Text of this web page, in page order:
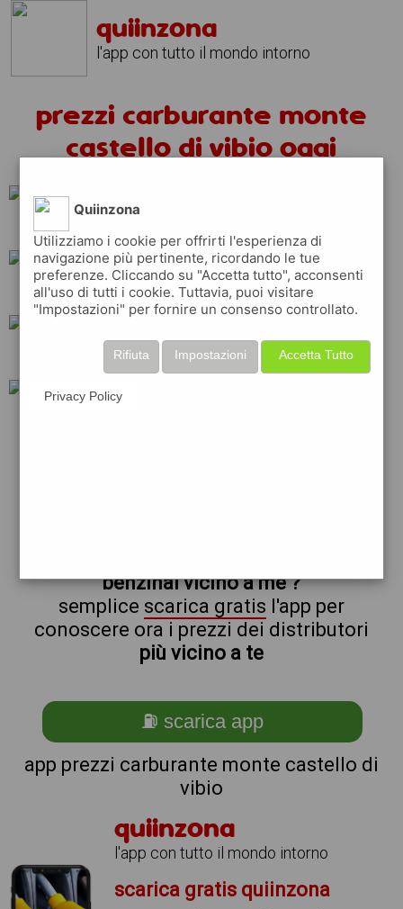
quiinzona
l'app con tutto il mondo intorno
prezzi carburante monte
castello di vibio oggi
tamoil erg api
ip total
benzinai vicino a me ?
semplice scarica gratis l'app per
conoscere ora i prezzi dei distributori
più vicino a te
⛽ scarica app
app prezzi carburante monte castello di
vibio
quiinzona
l'app con tutto il mondo intorno
scarica gratis quiinzona
Quiinzona
Utilizziamo i cookie per offrirti l'esperienza di
navigazione più pertinente, ricordando le tue
preferenze. Cliccando su "Accetta tutto", acconsenti
all'uso di tutti i cookie. Tuttavia, puoi visitare
"Impostazioni" per fornire un consenso controllato.
Accetta Tutto
Impostazioni
Rifiuta
Privacy Policy